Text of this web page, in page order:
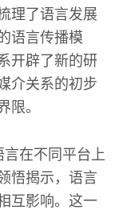
理了语言发展
语言传播模
开辟了新的研
介关系的初步
限。
在不同平台上
悟揭示，语言
互影响。这一